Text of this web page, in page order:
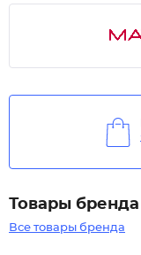
Товары
Все товары бренда